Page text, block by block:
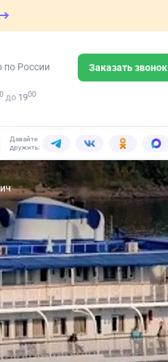
по России Заказать звонок
до 1900
Давайте
дружить: